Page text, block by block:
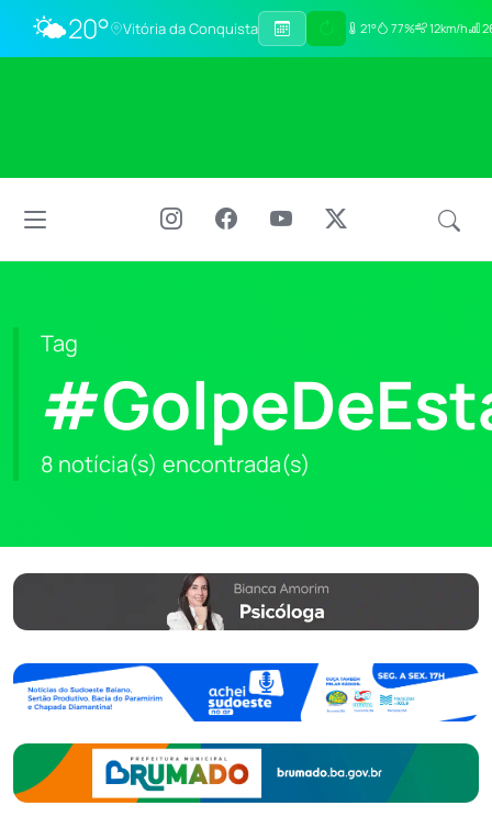
🌤️20° Vitória da Conquista 21° 77% 12km/h
Tag
8 notícia(s) encontrada(s)